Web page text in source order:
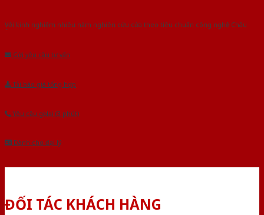
Với kinh nghiệm nhiêu năm nghiên cứu cửa theo tiêu chuẩn công nghệ Châu
Gửi yêu cầu tư vấn
Tải báo giá tổng hợp
Yêu cầu gọi lại (3 phút)
Dành cho đại lý
ĐỐI TÁC KHÁCH HÀNG